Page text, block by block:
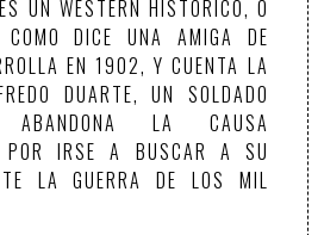
ES UN WÉSTERN HISTÓRICO, O
COMO DICE UNA AMIGA DE
EN 1902, Y CUENTA LA
DUARTE, UN SOLDADO
LA CAUSA
POR IRSE A BUSCAR A SU
LA GUERRA DE LOS MIL